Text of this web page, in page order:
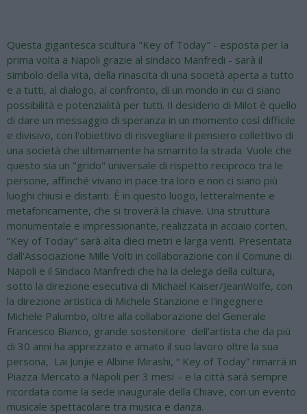
Questa gigantesca scultura "Key of Today" - esposta per la
prima volta a Napoli grazie al sindaco Manfredi - sarà il
simbolo della vita, della rinascita di una società aperta a tutto
e a tutti, al dialogo, al confronto, di un mondo in cui ci siano
possibilità e potenzialità per tutti. Il desiderio di Milot è quello
di dare un messaggio di speranza in un momento così difficile
e divisivo, con l'obiettivo di risvegliare il pensiero collettivo di
una società che ultimamente ha smarrito la strada. Vuole che
questo sia un "grido" universale di rispetto reciproco tra le
persone, affinché vivano in pace tra loro e non ci siano più
luoghi chiusi e distanti. È in questo luogo, letteralmente e
metaforicamente, che si troverà la chiave. Una struttura
monumentale e impressionante, realizzata in acciaio corten,
“Key of Today” sarà alta dieci metri e larga venti. Presentata
dall'Associazione Mille Volti in collaborazione con il Comune di
Napoli e il Sindaco Manfredi che ha la delega della cultura,
sotto la direzione esecutiva di Michael Kaiser/JeanWolfe, con
la direzione artistica di Michele Stanzione e l'ingegnere
Michele Palumbo, oltre alla collaborazione del Generale
Francesco Bianco, grande sostenitore dell’artista che da più
di 30 anni ha apprezzato e amato il suo lavoro oltre la sua
persona, Lai Junjie e Albine Mirashi, “ Key of Today” rimarrà in
Piazza Mercato a Napoli per 3 mesi – e la città sarà sempre
ricordata come la sede inaugurale della Chiave, con un evento
musicale spettacolare tra musica e danza.